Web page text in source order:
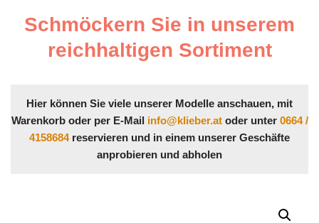
Schmöckern Sie in unserem
reichhaltigen Sortiment
Hier können Sie viele unserer Modelle anschauen, mit
Warenkorb oder per E-Mail info@klieber.atoder unter 0664 /
4158684reservieren und in einem unserer Geschäfte
anprobieren und abholen